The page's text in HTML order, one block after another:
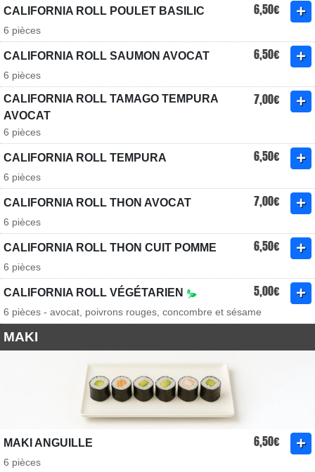
CALIFORNIA ROLL POULET BASILIC 6,50€
6 pièces
CALIFORNIA ROLL SAUMON AVOCAT 6,50€
6 pièces
CALIFORNIA ROLL TAMAGO TEMPURA
AVOCAT
7,00€
6 pièces
CALIFORNIA ROLL TEMPURA 6,50€
6 pièces
CALIFORNIA ROLL THON AVOCAT 7,00€
6 pièces
CALIFORNIA ROLL THON CUIT POMME 6,50€
6 pièces
CALIFORNIA ROLL VÉGÉTARIEN 5,00€
6 pièces - avocat, poivrons rouges, concombre et sésame
MAKI
MAKI ANGUILLE 6,50€
6 pièces